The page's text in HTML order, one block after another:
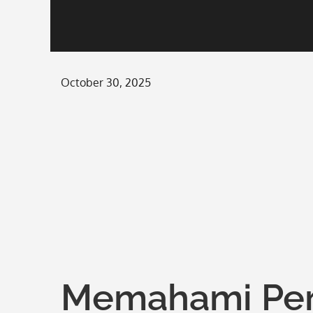
Posted
October 30, 2025
Memahami